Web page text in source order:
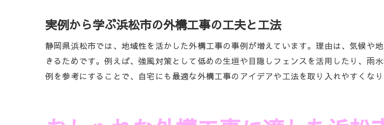
実例から学ぶ浜松市の外構工事の工夫と工法
静岡県浜松市では、地域性を活かした外構工事の事例が増えています。理由は、気候や
きるためです。例えば、強風対策として低めの生垣や目隠しフェンスを活用したり、雨
例を参考にすることで、自宅にも最適な外構工事のアイデアや工法を取り入れやすくなり